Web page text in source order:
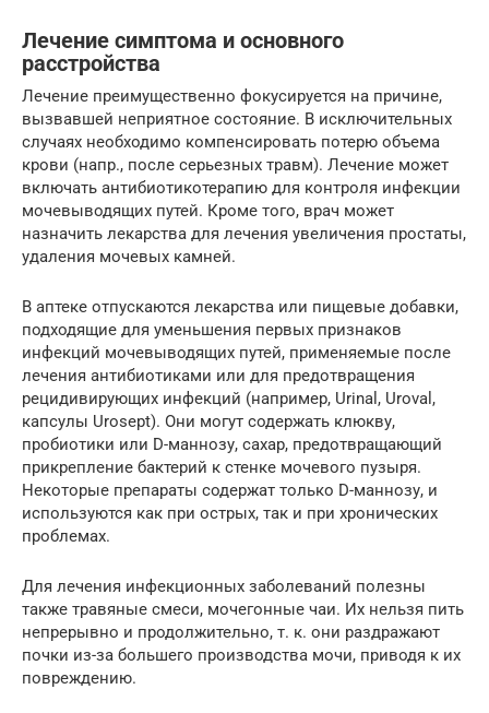
Лечение симптома и основного
расстройства
Лечение преимущественно фокусируется на причине,
вызвавшей неприятное состояние. В исключительных
случаях необходимо компенсировать потерю объема
крови (напр., после серьезных травм). Лечение может
включать антибиотикотерапию для контроля инфекции
мочевыводящих путей. Кроме того, врач может
назначить лекарства для лечения увеличения простаты,
удаления мочевых камней.
В аптеке отпускаются лекарства или пищевые добавки,
подходящие для уменьшения первых признаков
инфекций мочевыводящих путей, применяемые после
лечения антибиотиками или для предотвращения
рецидивирующих инфекций (например, Urinal, Uroval,
капсулы Urosept). Они могут содержать клюкву,
пробиотики или D-маннозу, сахар, предотвращающий
прикрепление бактерий к стенке мочевого пузыря.
Некоторые препараты содержат только D-маннозу, и
используются как при острых, так и при хронических
проблемах.
Для лечения инфекционных заболеваний полезны
также травяные смеси, мочегонные чаи. Их нельзя пить
непрерывно и продолжительно, т. к. они раздражают
почки из-за большего производства мочи, приводя к их
повреждению.